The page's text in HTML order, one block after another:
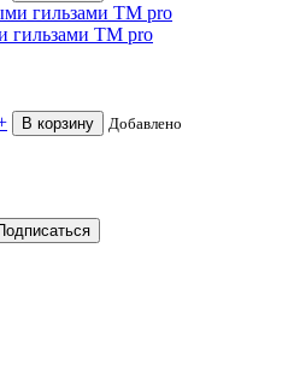
гильзами TM pro
В корзину Добавлено